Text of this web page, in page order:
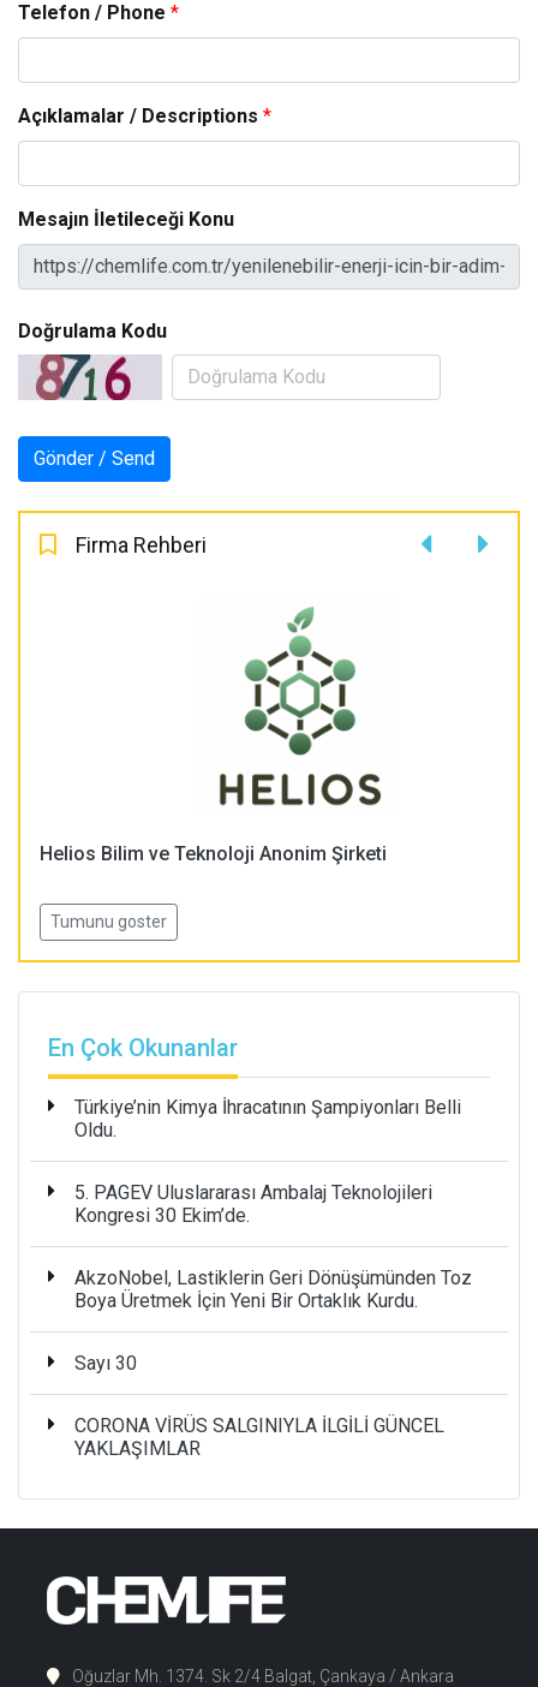
Telefon / Phone *
Açıklamalar / Descriptions *
Mesajın İletileceği Konu
Doğrulama Kodu
Firma Rehberi
Helios Bilim ve Teknoloji Anonim Şirketi
Tumunu goster
En Çok Okunanlar
Türkiye’nin Kimya İhracatının Şampiyonları Belli
Oldu.
5. PAGEV Uluslararası Ambalaj Teknolojileri
Kongresi 30 Ekim’de.
AkzoNobel, Lastiklerin Geri Dönüşümünden Toz
Boya Üretmek İçin Yeni Bir Ortaklık Kurdu.
Sayı 30
CORONA VİRÜS SALGINIYLA İLGİLİ GÜNCEL
YAKLAŞIMLAR
Oğuzlar Mh. 1374. Sk 2/4 Balgat, Çankaya / Ankara